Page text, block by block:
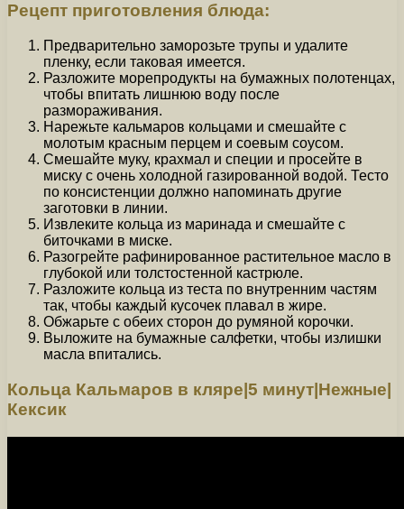
Рецепт приготовления блюда:
Предварительно заморозьте трупы и удалите
пленку, если таковая имеется.
Разложите морепродукты на бумажных полотенцах,
чтобы впитать лишнюю воду после
размораживания.
Нарежьте кальмаров кольцами и смешайте с
молотым красным перцем и соевым соусом.
Смешайте муку, крахмал и специи и просейте в
миску с очень холодной газированной водой. Тесто
по консистенции должно напоминать другие
заготовки в линии.
Извлеките кольца из маринада и смешайте с
биточками в миске.
Разогрейте рафинированное растительное масло в
глубокой или толстостенной кастрюле.
Разложите кольца из теста по внутренним частям
так, чтобы каждый кусочек плавал в жире.
Обжарьте с обеих сторон до румяной корочки.
Выложите на бумажные салфетки, чтобы излишки
масла впитались.
Кольца Кальмаров в кляре|5 минут|Нежные|
Кексик